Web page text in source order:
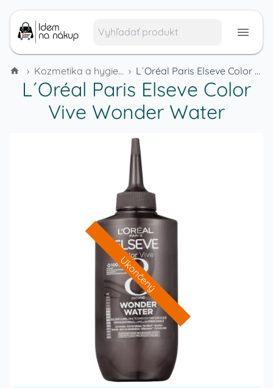
› Kozmetika a hygienické potreby › L´Oréal Paris Elseve Color Vive Wonder Water
L´Oréal Paris Elseve Color
Vive Wonder Water
Ukončený